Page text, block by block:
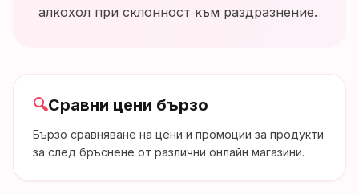
алкохол при склонност към раздразнение.
🔍Сравни цени бързо
Бързо сравняване на цени и промоции за продукти
за след бръснене от различни онлайн магазини.